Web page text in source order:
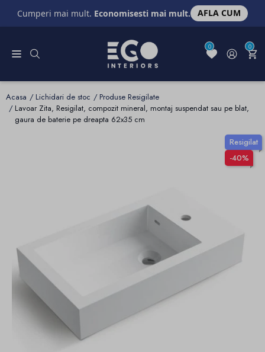
Cumperi mai mult. Economisesti mai mult. AFLA CUM
0 0
Acasa Lichidari de stoc
Produse Resigilate
Lavoar Zita, Resigilat, compozit mineral, montaj suspendat sau pe blat,
gaura de baterie pe dreapta 62x35 cm
Resigilat
-40%